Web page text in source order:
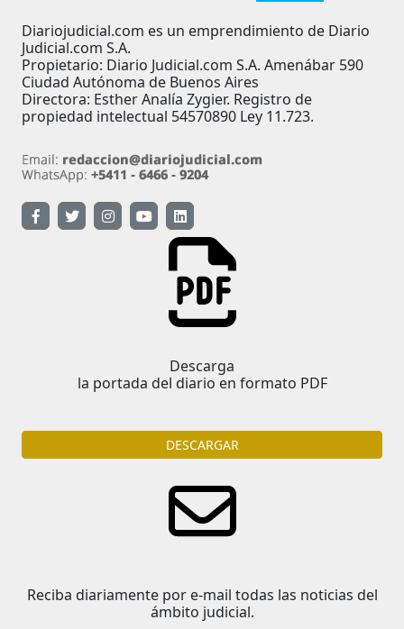
Diariojudicial.com es un emprendimiento de Diario
Judicial.com S.A.
Propietario: Diario Judicial.com S.A. Amenábar 590
Ciudad Autónoma de Buenos Aires
Directora: Esther Analía Zygier. Registro de
propiedad intelectual 54570890 Ley 11.723.
Descarga
la portada del diario en formato PDF
DESCARGAR
Reciba diariamente por e-mail todas las noticias del
ámbito judicial.